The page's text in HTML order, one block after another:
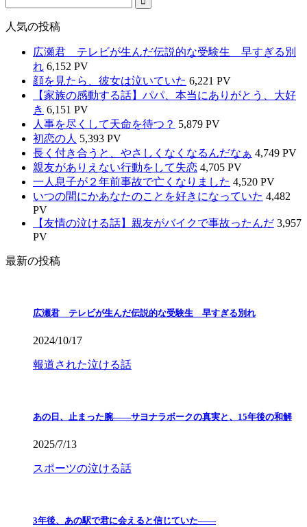
人気の投稿
広瀬君 テレビが生んだ伝説的な受験生 早すぎる別
れ 6,152 PV
顔を見たら、彼女は泣いていた 6,221 PV
【家族の感動する話】パパ、本当にありがとう、大好
き 6,151 PV
人事を尽くして天命を待つ？ 5,879 PV
初恋の人 5,393 PV
長く付き合うと、やさしくなくなるんだなぁ 4,749 PV
親友がありえない行動をして失恋 4,705 PV
一人息子が２年前事故で亡くなりました 4,520 PV
いつの間にかあなたのことを好きになっていた 4,482
PV
【友情の泣ける話】親友がバイクで事故ったんだ 3,957
PV
最新の投稿
広瀬君 テレビが生んだ伝説的な受験生 早すぎる別れ
2024/10/17
報道された泣ける話
あの日、止まった腕――サヨナラボークの真実と、15年後の和解
2025/7/13
スポーツの泣ける話
3年後、あの駅で君に会えると信じていた——